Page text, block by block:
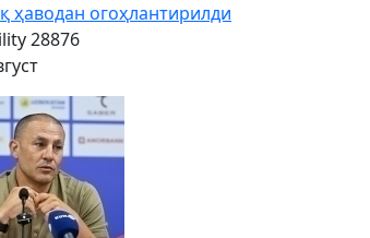
ҳаводан огоҳлантирилди
28876